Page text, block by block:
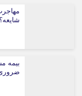
شایعه؟
بیمه